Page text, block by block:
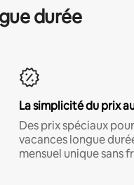
durée
La simplicité du prix
Des prix spéciaux
vacances longue
mensuel unique sans